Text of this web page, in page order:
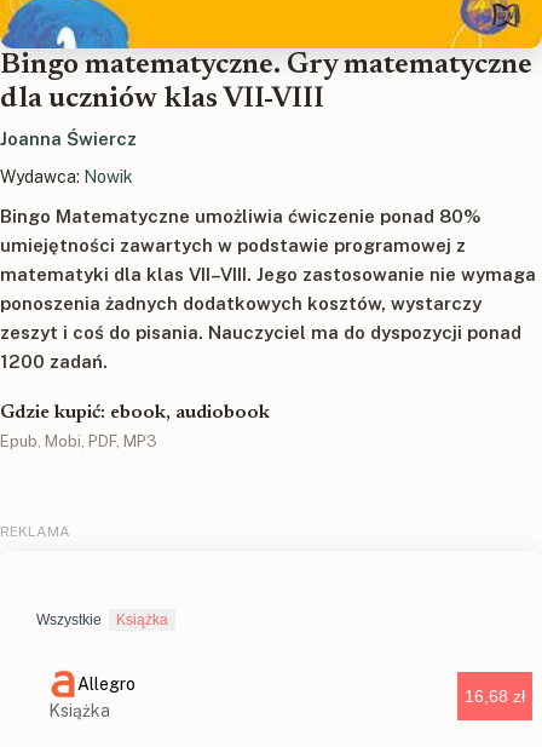
Bingo matematyczne. Gry matematyczne
dla uczniów klas VII-VIII
Joanna Świercz
Wydawca: Nowik
Bingo Matematyczne umożliwia ćwiczenie ponad 80%
umiejętności zawartych w podstawie programowej z
matematyki dla klas VII–VIII. Jego zastosowanie nie wymaga
ponoszenia żadnych dodatkowych kosztów, wystarczy
zeszyt i coś do pisania. Nauczyciel ma do dyspozycji ponad
1200 zadań.
Gdzie kupić: ebook, audiobook
Epub, Mobi, PDF, MP3